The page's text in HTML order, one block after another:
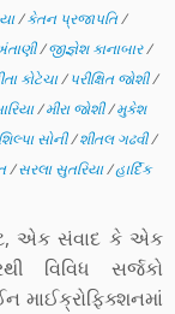
/કેતન પ્રજાપતિ/
/જીજ્ઞેશ કાનાબાર/
કોટેચા/પરીક્ષિત જોશી/
/મીરા જોશી/મુકેશ
શિલ્પા સોની/શીતલ ગઢવી/
/સરલા સુતરિયા/હાર્દિક
એક સંવાદ કે એક
સર્જકો
માઈક્રોફિક્શનમાં